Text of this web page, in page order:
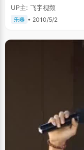
UP主: 飞宇视频
乐器 • 2010/5/2